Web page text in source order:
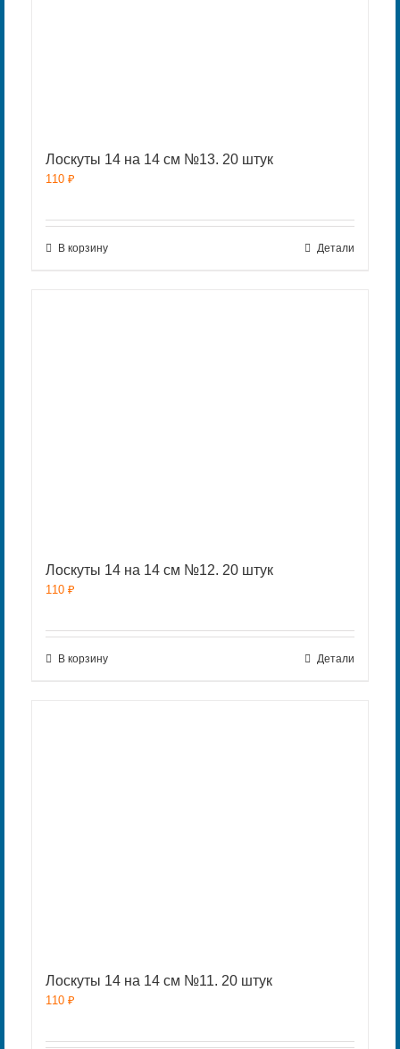
Лоскуты 14 на 14 см №13. 20 штук
110 ₽
В корзину Детали
Лоскуты 14 на 14 см №12. 20 штук
110 ₽
В корзину Детали
Лоскуты 14 на 14 см №11. 20 штук
110 ₽